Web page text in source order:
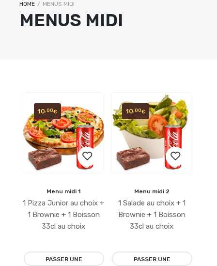
HOME / MENUS MIDI
MENUS MIDI
Ajouter
à la
Menu midi 1
1 Pizza Junior au choix +
1 Brownie + 1 Boisson
33cl au choix
10,00€
PASSER UNE
Ajouter
à la
Menu midi 2
1 Salade au choix + 1
Brownie + 1 Boisson
33cl au choix
10,00€
PASSER UNE